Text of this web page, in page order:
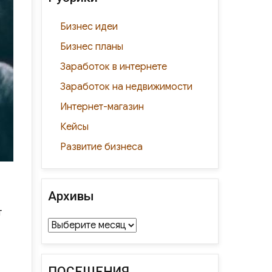
Бизнес идеи
Бизнес планы
Заработок в интернете
Заработок на недвижимости
Интернет-магазин
Кейсы
Развитие бизнеса
Архивы
Архивы